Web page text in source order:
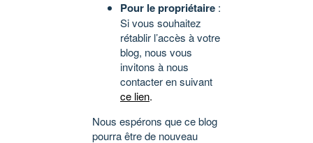
Pour le propriétaire :
Si vous souhaitez
rétablir l’accès à votre
blog, nous vous
invitons à nous
contacter en suivant
ce lien.
Nous espérons que ce blog
pourra être de nouveau